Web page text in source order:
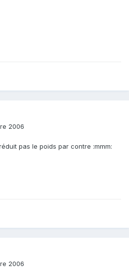
2006
pas le poids par contre :mmm:
2006